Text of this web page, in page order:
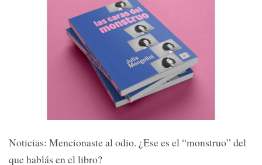
Noticias: Mencionaste al odio. ¿Ese es el “monstruo” del
que hablás en el libro?